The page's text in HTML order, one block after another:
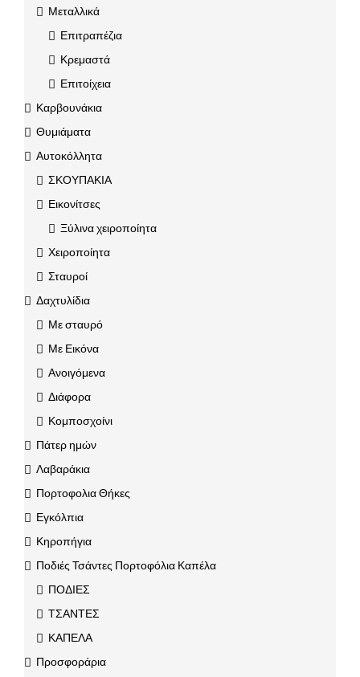
Μεταλλικά
Επιτραπέζια
Κρεμαστά
Επιτοίχεια
Καρβουνάκια
Θυμιάματα
Αυτοκόλλητα
ΣΚΟΥΠΑΚΙΑ
Εικονίτσες
Ξύλινα χειροποίητα
Χειροποίητα
Σταυροί
Δαχτυλίδια
Με σταυρό
Με Εικόνα
Ανοιγόμενα
Διάφορα
Κομποσχοίνι
Πάτερ ημών
Λαβαράκια
Πορτοφολια Θήκες
Εγκόλπια
Κηροπήγια
Ποδιές Τσάντες Πορτοφόλια Καπέλα
ΠΟΔΙΕΣ
ΤΣΑΝΤΕΣ
ΚΑΠΕΛΑ
Προσφοράρια